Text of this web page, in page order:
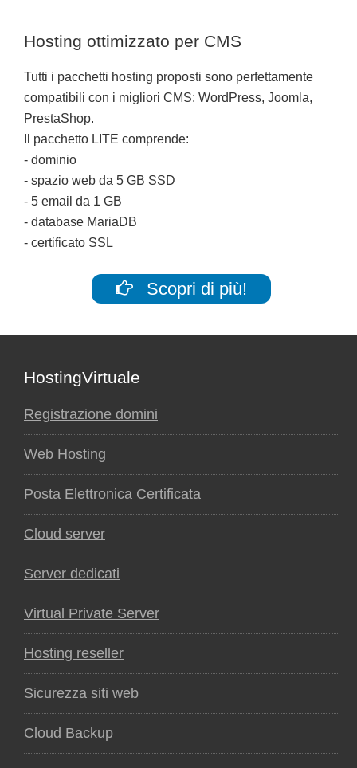
Hosting ottimizzato per CMS
Tutti i pacchetti hosting proposti sono perfettamente
compatibili con i migliori CMS: WordPress, Joomla,
PrestaShop.
Il pacchetto LITE comprende:
- dominio
- spazio web da 5 GB SSD
- 5 email da 1 GB
- database MariaDB
- certificato SSL
Scopri di più!
Footer
HostingVirtuale
Registrazione domini
Web Hosting
Posta Elettronica Certificata
Cloud server
Server dedicati
Virtual Private Server
Hosting reseller
Sicurezza siti web
Cloud Backup